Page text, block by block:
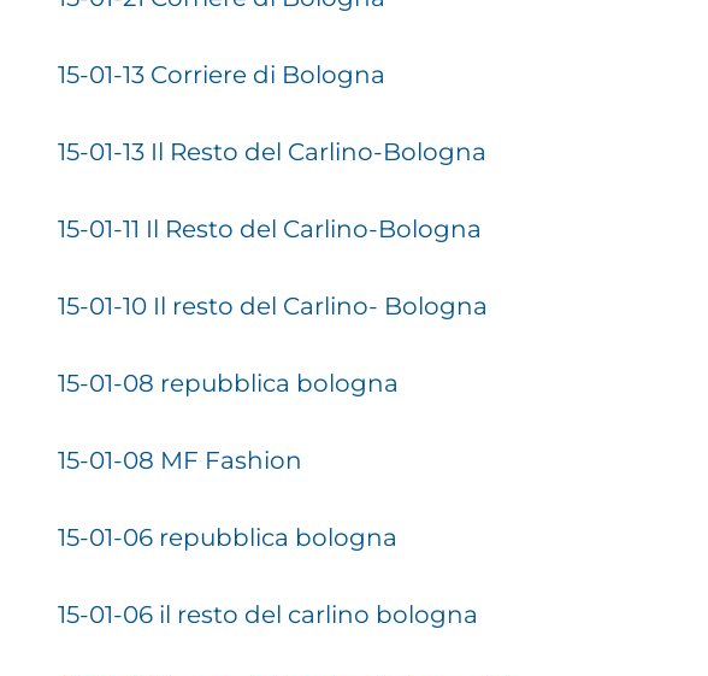
15-01-13 Corriere di Bologna
15-01-13 Il Resto del Carlino-Bologna
15-01-11 Il Resto del Carlino-Bologna
15-01-10 Il resto del Carlino- Bologna
15-01-08 repubblica bologna
15-01-08 MF Fashion
15-01-06 repubblica bologna
15-01-06 il resto del carlino bologna